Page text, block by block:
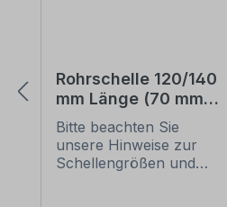
Rohrschelle 120/140
mm Länge (70 mm
Lochung) zur
Schilderbefestigung
Bitte beachten Sie
unsere Hinweise zur
Schellengrößen und